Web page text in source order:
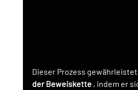
Dieser Prozess gewährleistet
der Beweiskette , indem er